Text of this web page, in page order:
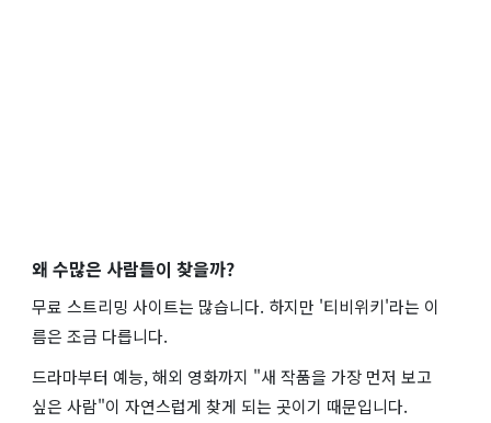
왜 수많은 사람들이 찾을까?
무료 스트리밍 사이트는 많습니다. 하지만 '티비위키'라는 이
름은 조금 다릅니다.
드라마부터 예능, 해외 영화까지 "새 작품을 가장 먼저 보고
싶은 사람"이 자연스럽게 찾게 되는 곳이기 때문입니다.